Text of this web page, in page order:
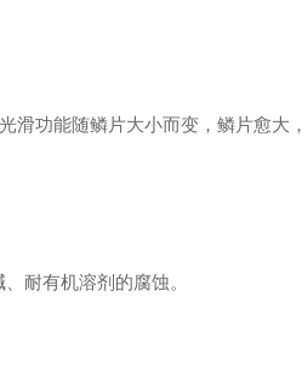
功能随鳞片大小而变，鳞片愈大
耐有机溶剂的腐蚀。